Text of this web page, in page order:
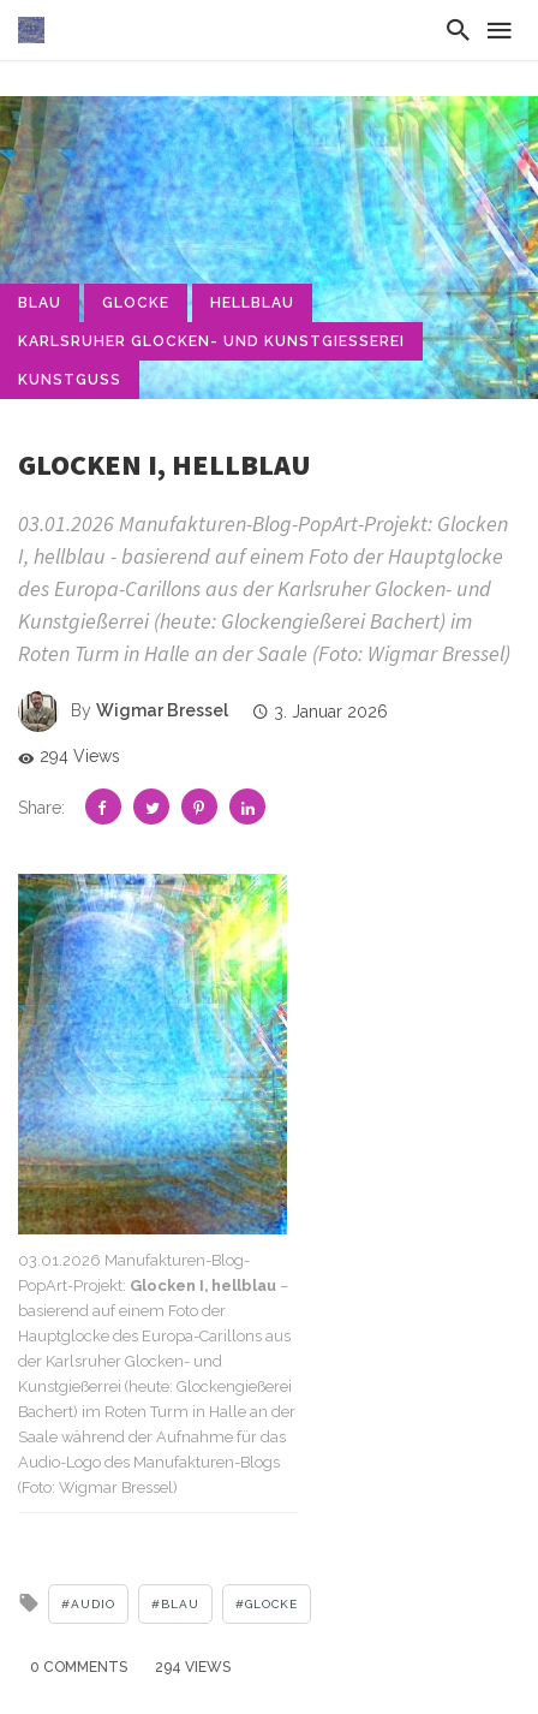
BLAU GLOCKE HELLBLAU
KARLSRUHER GLOCKEN- UND KUNSTGIESSEREI
KUNSTGUSS
GLOCKEN I, HELLBLAU
03.01.2026 Manufakturen-Blog-PopArt-Projekt: Glocken
I, hellblau - basierend auf einem Foto der Hauptglocke
des Europa-Carillons aus der Karlsruher Glocken- und
Kunstgießerrei (heute: Glockengießerei Bachert) im
Roten Turm in Halle an der Saale (Foto: Wigmar Bressel)
By Wigmar Bressel 3. Januar 2026
294 Views
Share:
03.01.2026 Manufakturen-Blog-
PopArt-Projekt: Glocken I, hellblau –
basierend auf einem Foto der
Hauptglocke des Europa-Carillons aus
der Karlsruher Glocken- und
Kunstgießerrei (heute: Glockengießerei
Bachert) im Roten Turm in Halle an der
Saale während der Aufnahme für das
Audio-Logo des Manufakturen-Blogs
(Foto: Wigmar Bressel)
Tagged
AUDIO BLAU GLOCKE
0 COMMENTS 294 VIEWS